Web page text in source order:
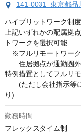
141-0031 東京都品
ハイブリットワーク制度
上記いずれかの配属拠
トワークを選択可能
※フルリモートワーク
住居拠点が通勤圏外
特例措置としてフルリ
(ただし会社指示等に
り)
勤務時間
フレックスタイム制